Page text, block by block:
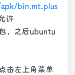
bin.mt.plus
许
，之后ubuntu
击左上角菜单